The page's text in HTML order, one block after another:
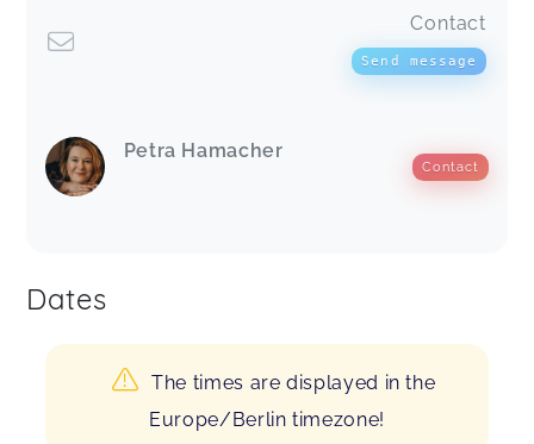
Contact
Send message
Petra Hamacher
Contact
Dates
The times are displayed in the
Europe/Berlin timezone!